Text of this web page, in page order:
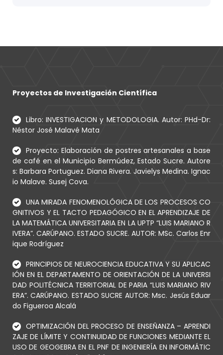
Proyectos de Investigación Científica
Libro: INVESTIGACION y METODOLOGIA. Autor: PHd-Dr:
Néstor José Malavé Mata
Proyecto: Elaboración de postres artesanales a base
de café en el Municipio Bermúdez, Estado Sucre. Autore
s: Barbara Portuguez. Diana Rivera. Javielys Medina. Ignac
io Malave. Susej Cova.
UNA MIRADA FENOMENOLÓGICA DE LOS PROCESOS CO
GNITIVOS Y EL TACTO PEDAGÓGICO EN EL APRENDIZAJE DE
LA MATEMÁTICA UNIVERSITARIA EN LA UPTP “LUIS MARIANO R
IVERA”. CARÚPANO. ESTADO SUCRE. AUTOR: MSc. Carlos Enr
ique Rodríguez
PRINCIPIOS DE NEUROCIENCIA EDUCATIVA Y SU APLICAC
IÓN EN EL DEPARTAMENTO DE ORIENTACIÓN DE LA UNIVERSI
DAD POLITÉCNICA TERRITORIAL DE PARIA “LUIS MARIANO RIV
ERA”. CARÚPANO. ESTADO SUCRE AUTOR: Msc. Jesús Eduar
do Figueroa Alcalá
OPTIMIZACIÓN DEL PROCESO DE ENSEÑANZA – APRENDI
ZAJE DE LÍMITE Y CONTINUIDAD DE FUNCIONES MEDIANTE EL
USO DE GEOGEBRA EN EL PNF DE INGENIERÍA EN INFORMÁTIC